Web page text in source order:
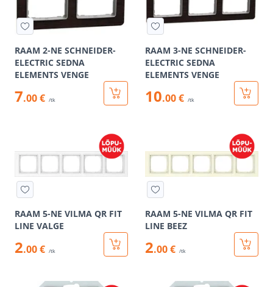
RAAM 2-NE SCHNEIDER-
ELECTRIC SEDNA
ELEMENTS VENGE
7.00 € /tk
RAAM 3-NE SCHNEIDER-
ELECTRIC SEDNA
ELEMENTS VENGE
10.00 € /tk
RAAM 5-NE VILMA QR FIT
LINE VALGE
2.00 € /tk
RAAM 5-NE VILMA QR FIT
LINE BEEZ
2.00 € /tk